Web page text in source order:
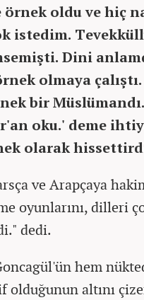
örnek oldu ve hiç
istedim.
Dini
olmaya
bir
oku.' deme
olarak
ve Arapçaya
oyunlarını, dilleri
dedi.
hem
olduğunun altını